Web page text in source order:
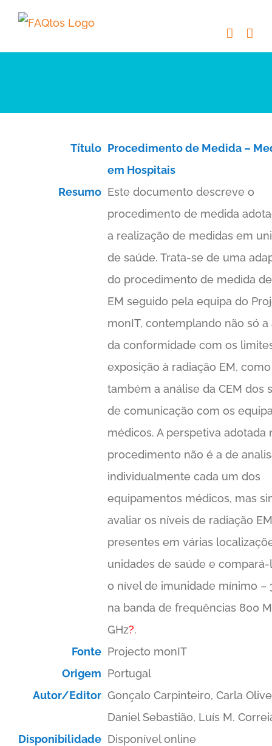
Skip
content
Título Procedimento de Medida –
em Hospitais
Resumo Este documento descreve o
procedimento de medida
a realização de medidas em
de saúde. Trata-se de uma
do procedimento de medida
EM seguido pela equipa do
monIT, contemplando não só a
da conformidade com os
exposição à radiação EM, como
também a análise da CEM dos
de comunicação com os
médicos. A perspetiva adotada
procedimento não é a de
individualmente cada um dos
equipamentos médicos, mas
avaliar os níveis de radiação EM
presentes em várias
unidades de saúde e
o nível de imunidade mínimo –
na banda de frequências 800
GHz?.
Fonte Projecto monIT
Origem Portugal
Autor/Editor Gonçalo Carpinteiro, Carla
Daniel Sebastião, Luís M.
Disponibilidade Disponível online